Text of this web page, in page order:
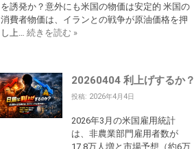
を誘発か？意外にも米国の物価は安定的 米国の
消費者物価は、イランとの戦争が原油価格を押
し上…続きを読む »
20260404 利上げするか？
投稿: 2026年4月4日
2026年3月の米国雇用統計
は、非農業部門雇用者数が
17.8万人増と市場予想（約6万